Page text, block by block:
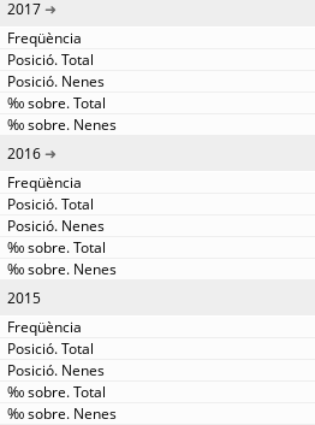
2017
2016
2015